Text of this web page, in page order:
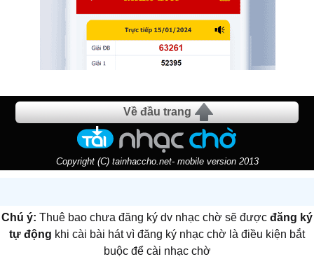
Về đầu trang
Copyright (C) tainhaccho.net- mobile version 2013
Chú ý: Thuê bao chưa đăng ký dv nhạc chờ sẽ được đăng ký
tự động khi cài bài hát vì đăng ký nhạc chờ là điều kiện bắt
buộc để cài nhạc chờ